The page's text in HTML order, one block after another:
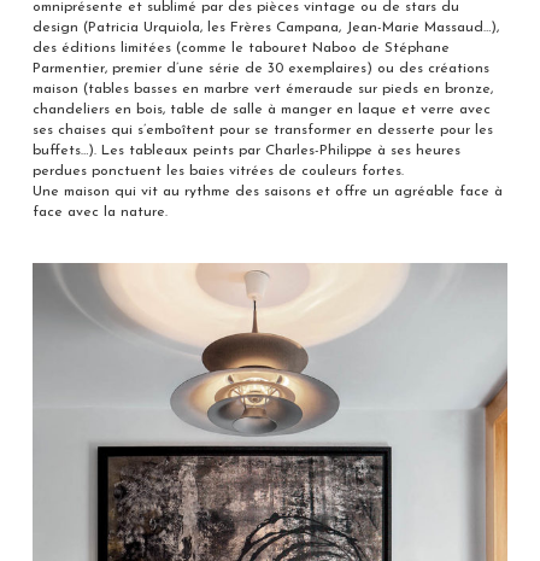
omniprésente et sublimé par des pièces vintage ou de stars du
design (Patricia Urquiola, les Frères Campana, Jean-Marie Massaud…),
des éditions limitées (comme le tabouret Naboo de Stéphane
Parmentier, premier d’une série de 30 exemplaires) ou des créations
maison (tables basses en marbre vert émeraude sur pieds en bronze,
chandeliers en bois, table de salle à manger en laque et verre avec
ses chaises qui s’emboîtent pour se transformer en desserte pour les
buffets…). Les tableaux peints par Charles-Philippe à ses heures
perdues ponctuent les baies vitrées de couleurs fortes.
Une maison qui vit au rythme des saisons et offre un agréable face à
face avec la nature.